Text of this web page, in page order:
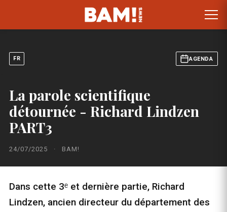
FR AGENDA
La parole scientifique
détournée - Richard Lindzen
PART3
24/07/2025 · BAM!
Dans cette 3ᵉ et dernière partie, Richard
Lindzen, ancien directeur du département des